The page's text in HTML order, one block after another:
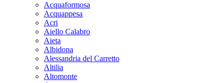
Acquaformosa
Acquappesa
Acri
Aiello Calabro
Aieta
Albidona
Alessandria del Carretto
Altilia
Altomonte